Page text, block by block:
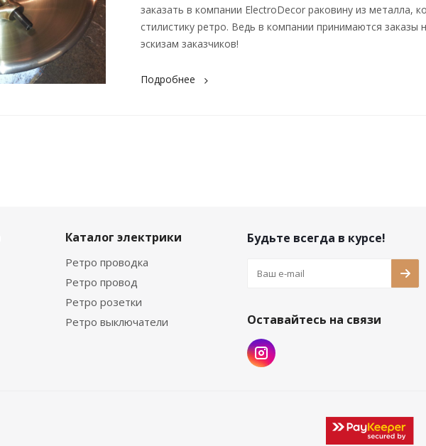
заказать в компании ElectroDecor раковину из металла,
стилистику ретро. Ведь в компании принимаются
эскизам заказчиков!
Подробнее
Каталог электрики
Ретро проводка
Ретро провод
Ретро розетки
Ретро выключатели
Будьте всегда в курсе!
Оставайтесь на связи